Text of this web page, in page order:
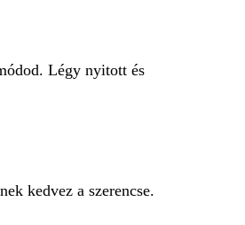
Légy nyitott és
kedvez a szerencse.